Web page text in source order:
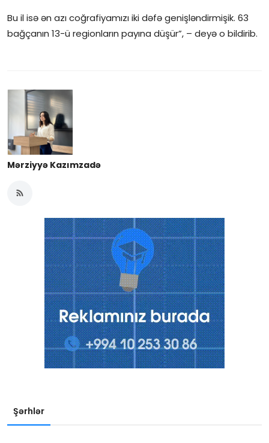
Bu il isə ən azı coğrafiyamızı iki dəfə genişləndirmişik. 63
bağçanın 13-ü regionların payına düşür”, – deyə o bildirib.
Mərziyyə Kazımzadə
Şərhlər